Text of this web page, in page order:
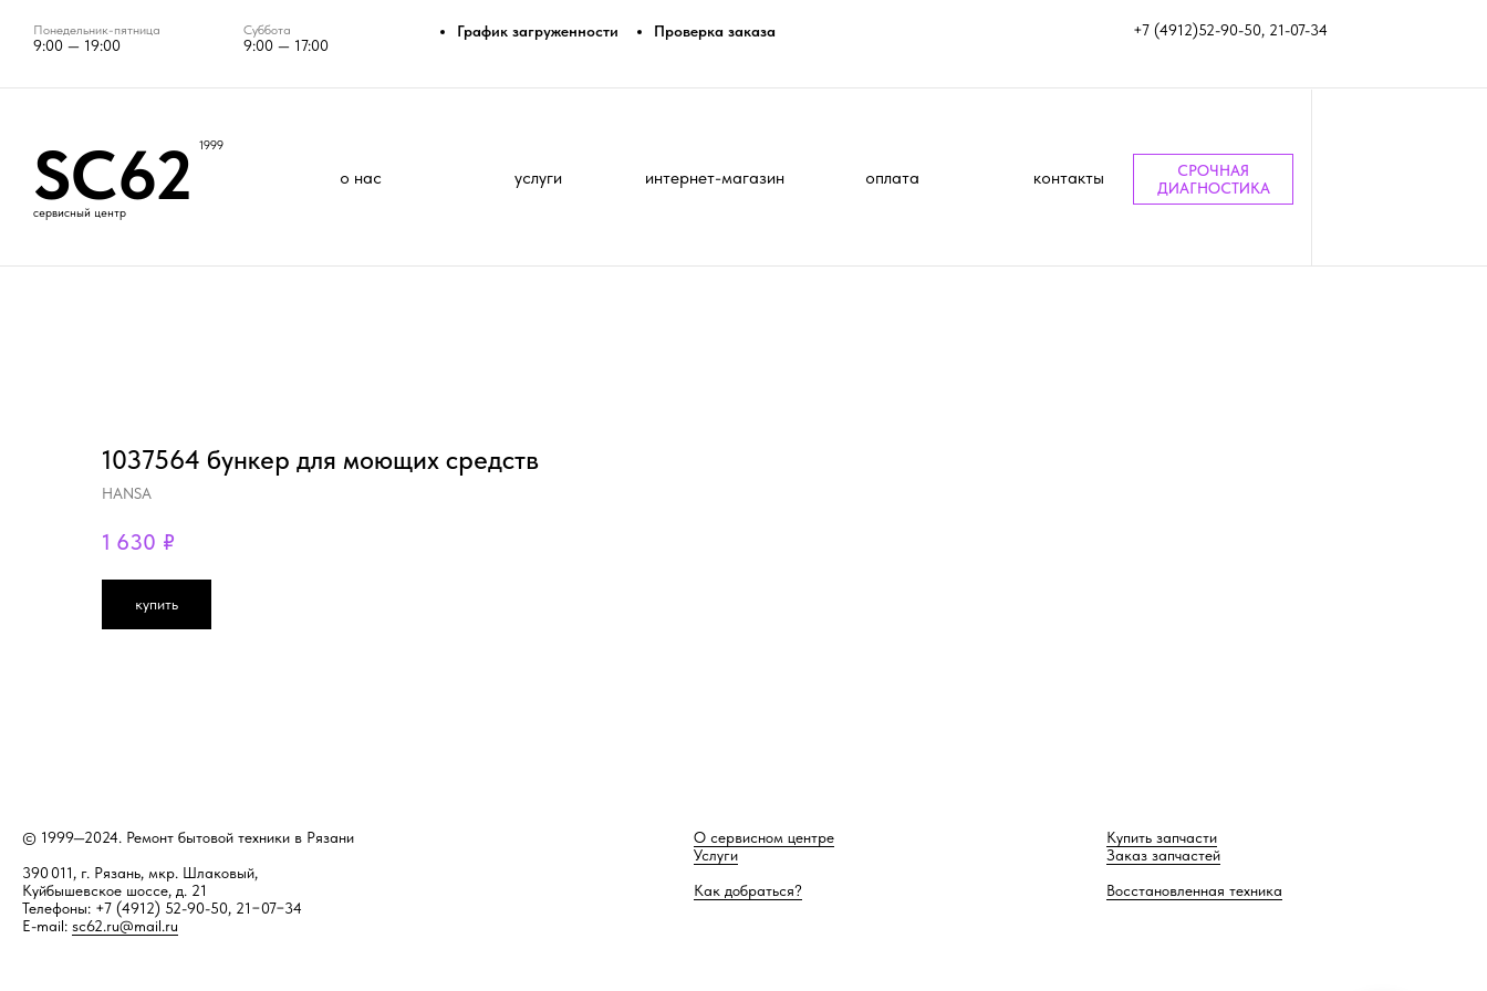
Понедельник-пятница
9:00 — 19:00
+7 (4912)52-90-50, 21-07-34
услуги
Суббота
9:00 — 17:00
интернет-магазин оплата контакты
о нас
График загруженности Проверка заказа
SC62 1999
сервисный центр
СРОЧНАЯ
ДИАГНОСТИКА
1037564 бункер для моющих средств
HANSA
1 630 ₽
купить
© 1999—2024. Ремонт бытовой техники в Рязани
390 011, г. Рязань, мкр. Шлаковый,
Куйбышевское шоссе, д. 21
Телефоны: +7 (4912) 52-90-50, 21−07−34
E-mail: sc62.ru@mail.ru
О сервисном центре
Услуги
Как добраться?
Купить запчасти
Заказ запчастей
Восстановленная техника